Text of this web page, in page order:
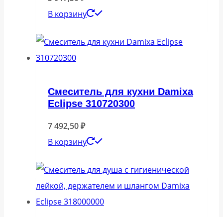
В корзину
Смеситель для кухни Damixa
Eclipse 310720300
7 492,50₽
В корзину